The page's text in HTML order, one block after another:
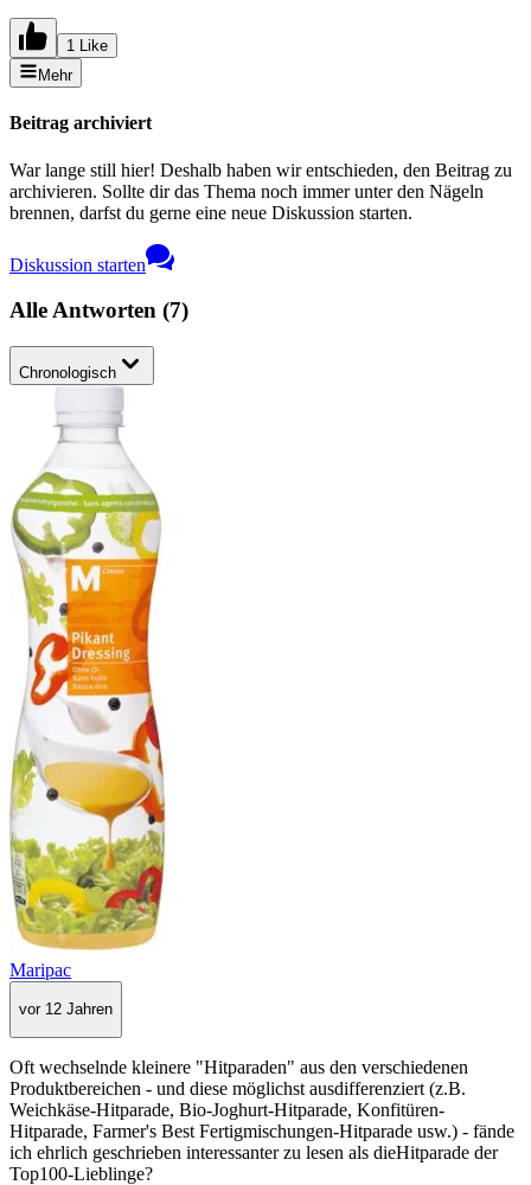
1 Like
Mehr
Beitrag archiviert
War lange still hier! Deshalb haben wir entschieden, den Beitrag zu
archivieren. Sollte dir das Thema noch immer unter den Nägeln
brennen, darfst du gerne eine neue Diskussion starten.
Diskussion starten
Alle Antworten (7)
Chronologisch
Maripac
vor 12 Jahren
Oft wechselnde kleinere "Hitparaden" aus den verschiedenen
Produktbereichen - und diese möglichst ausdifferenziert (z.B.
Weichkäse-Hitparade, Bio-Joghurt-Hitparade, Konfitüren-
Hitparade, Farmer's Best Fertigmischungen-Hitparade usw.) - fände
ich ehrlich geschrieben interessanter zu lesen als dieHitparade der
Top100‑Lieblinge?